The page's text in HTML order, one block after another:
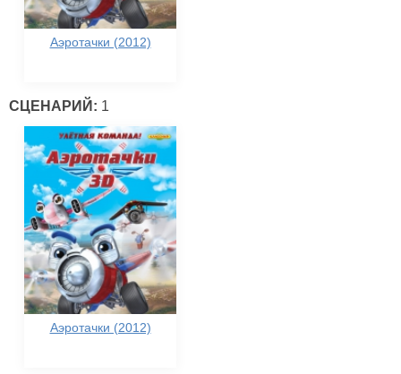
Аэротачки (2012)
СЦЕНАРИЙ: 1
Аэротачки (2012)